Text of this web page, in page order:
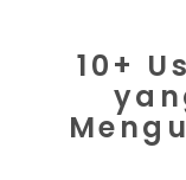
10+